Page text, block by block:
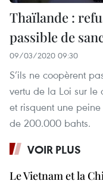
Thaïlande :
passible de
09/03/2020 09:30
S’ils ne coopèrent
vertu de la Loi sur le
et risquent une
de 200.000 bahts.
VOIR PLUS
Le Vietnam et la